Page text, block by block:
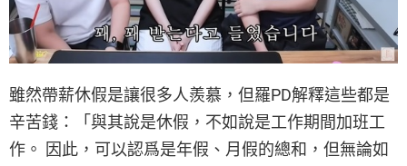
雖然帶薪休假是讓很多人羨慕，但羅PD解釋這些都是
辛苦錢：「與其說是休假，不如說是工作期間加班工
作。 因此，可以認爲是年假、月假的總和，但無論如